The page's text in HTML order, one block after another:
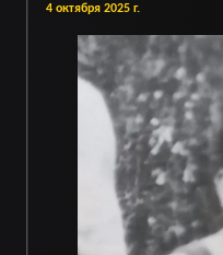
4 октября 2025 г.